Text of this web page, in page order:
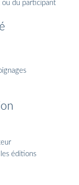
ou du participant
éditions